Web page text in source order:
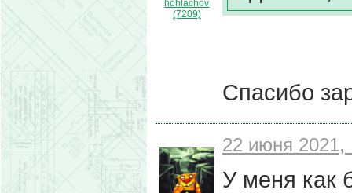
hohlachov
(7209)
Спасибо
22 июня 2021,
У меня как